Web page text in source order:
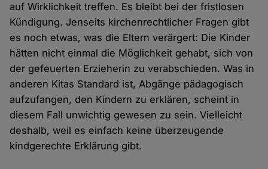
auf Wirklichkeit treffen. Es bleibt bei der fristlosen
Kündigung. Jenseits kirchenrechtlicher Fragen gibt
es noch etwas, was die Eltern verärgert: Die Kinder
hätten nicht einmal die Möglichkeit gehabt, sich von
der gefeuerten Erzieherin zu verabschieden. Was in
anderen Kitas Standard ist, Abgänge pädagogisch
aufzufangen, den Kindern zu erklären, scheint in
diesem Fall unwichtig gewesen zu sein. Vielleicht
deshalb, weil es einfach keine überzeugende
kindgerechte Erklärung gibt.